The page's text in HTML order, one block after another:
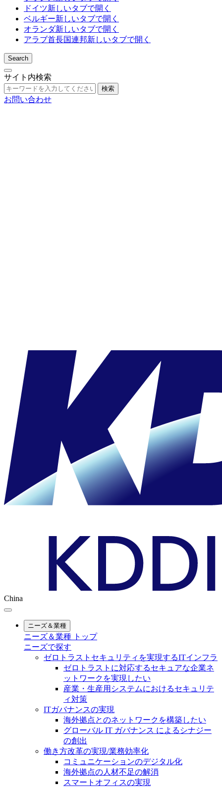
ドイツ新しいタブで開く
ベルギー新しいタブで開く
オランダ新しいタブで開く
アラブ首長国連邦新しいタブで開く
Search
サイト内検索
検索
お問い合わせ
China
ニーズ＆業種
ニーズ＆業種 トップ
ニーズで探す
ゼロトラストセキュリティを実現するITインフラ
ゼロトラストに対応するセキュアな企業ネ
ットワークを実現したい
産業・生産用システムにおけるセキュリテ
ィ対策
ITガバナンスの実現
海外拠点とのネットワークを構築したい
グローバル IT ガバナンス によるシナジー
の創出
働き方改革の実現/業務効率化
コミュニケーションのデジタル化
海外拠点の人材不足の解消
スマートオフィスの実現